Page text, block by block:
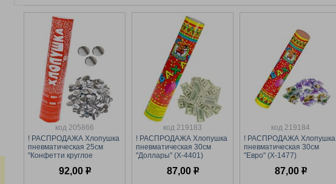
код 205866
! РАСПРОДАЖА Хлопушка
пневматическая 25см
"Конфетти круглое
фольгированное
92,00 р
код 219183
! РАСПРОДАЖА Хлопушка
пневматическая 30см
"Доллары" (Х-4401)
87,00 р
код 219184
! РАСПРОДАЖА Хлопушка
пневматическая 30см
"Евро" (Х-1477)
87,00 р